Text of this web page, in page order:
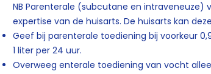
NB Parenterale (subcutane en
expertise van de huisarts. De huisarts kan
Geef bij parenterale toediening bij voorkeur
1 liter per 24 uur.
Overweeg enterale toediening van vocht